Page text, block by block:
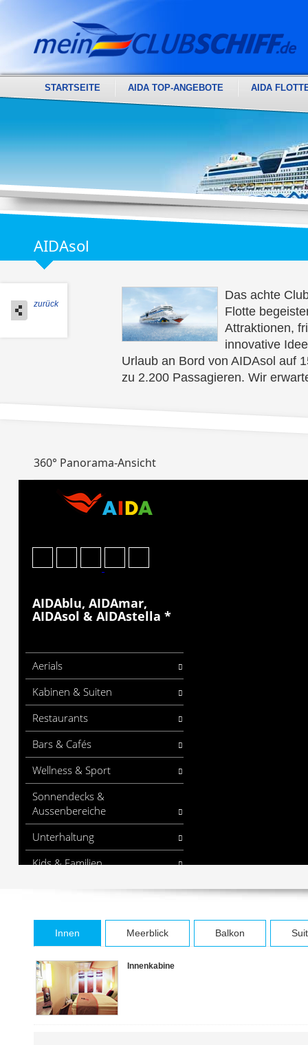
STARTSEITE AIDA TOP-ANGEBOTE AIDA
AIDAsol
zurück
Das achte
Flotte
Attraktionen,
innovative
Urlaub an Bord von AIDAsol auf
zu 2.200 Passagieren. Wir
360° Panorama-Ansicht
Innen Meerblick Balkon
Innenkabine